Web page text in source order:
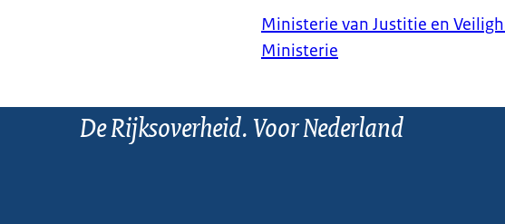
Ministerie van Justitie en
Ministerie
De Rijksoverheid. Voor Nederland